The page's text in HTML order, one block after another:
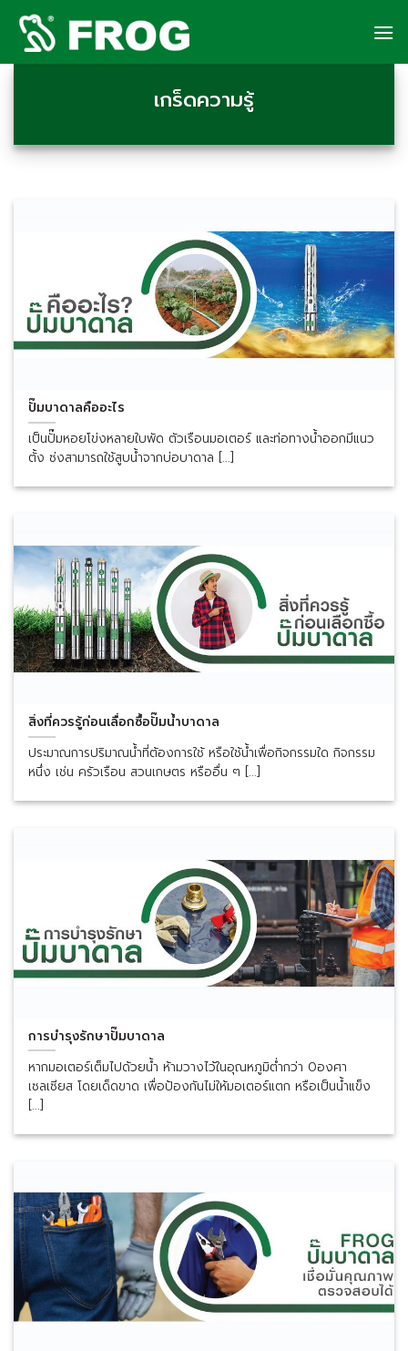
Skip
content
เกร็ดความรู้
ปั๊มบาดาลคืออะไร
เป็นปั๊มหอยโข่งหลายใบพัด ตัวเรือนมอเตอร์ และท่อทางน้ำออกมีแนว
ตั้ง ซ่งสามารถใช้สูบน้ำจากบ่อบาดาล [...]
สิ่งที่ควรรู้ก่อนเลื่อกซื้อปั๊มน้ำบาดาล
ประมาณการปริมาณน้ำที่ต้องการใช้ หรือใช้น้ำเพื่อกิจกรรมใด กิจกรรม
หนึ่ง เช่น ครัวเรือน สวนเกษตร หรืออื่น ๆ [...]
การบำรุงรักษาปั๊มบาดาล
หากมอเตอร์เต็มไปด้วยน้ำ ห้ามวางไว้ในอุณหภูมิต่ำกว่า 0องศา
เซลเซียส โดยเด็ดขาด เพื่อป้องกันไม่ให้มอเตอร์แตก หรือเป็นน้ำแข็ง
[...]